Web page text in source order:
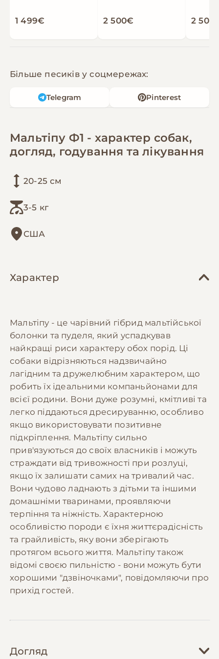
1 499€ 2 500€ 2
Більше песиків у соцмережах:
Telegram Pinterest
Мальтіпу Ф1 - характер собак,
догляд, годування та лікування
20-25 см
3-5 кг
США
Характер
Мальтіпу - це чарівний гібрид мальтійської
болонки та пуделя, який успадкував
найкращі риси характеру обох порід. Ці
собаки відрізняються надзвичайно
лагідним та дружелюбним характером, що
робить їх ідеальними компаньйонами для
всієї родини. Вони дуже розумні, кмітливі та
легко піддаються дресируванню, особливо
якщо використовувати позитивне
підкріплення. Мальтіпу сильно
прив'язуються до своїх власників і можуть
страждати від тривожності при розлуці,
якщо їх залишати самих на тривалий час.
Вони чудово ладнають з дітьми та іншими
домашніми тваринами, проявляючи
терпіння та ніжність. Характерною
особливістю породи є їхня життєрадісність
та грайливість, яку вони зберігають
протягом всього життя. Мальтіпу також
відомі своєю пильністю - вони можуть бути
хорошими "дзвіночками", повідомляючи про
прихід гостей.
Догляд